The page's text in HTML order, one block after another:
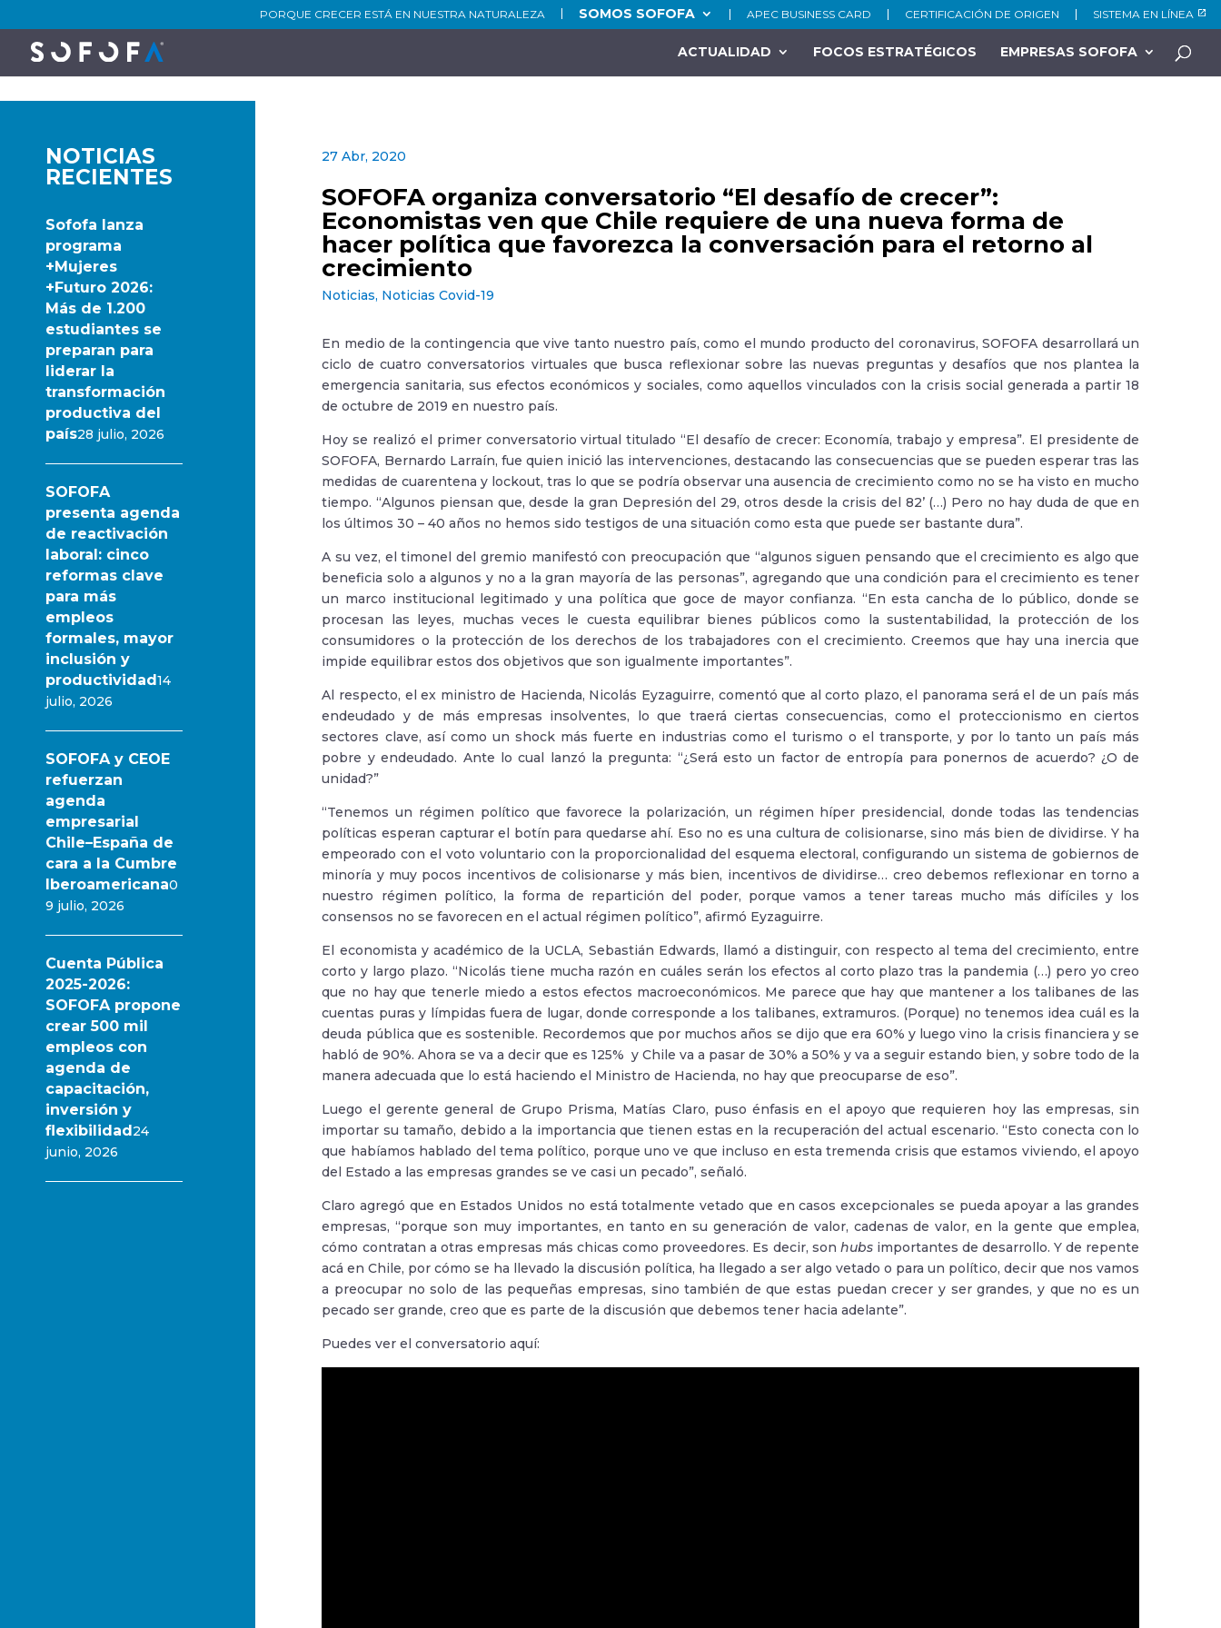
PORQUE CRECER ESTÁ EN NUESTRA NATURALEZA SOMOS SOFOFA APEC BUSINESS CARD CERTIFICACIÓN DE ORIGEN SISTEMA EN LÍNEA
ACTUALIDAD FOCOS ESTRATÉGICOS EMPRESAS SOFOFA
NOTICIAS
RECIENTES
Sofofa lanza
programa
+Mujeres
+Futuro 2026:
Más de 1.200
estudiantes se
preparan para
liderar la
transformación
productiva del
país28 julio, 2026
SOFOFA
presenta agenda
de reactivación
laboral: cinco
reformas clave
para más
empleos
formales, mayor
inclusión y
productividad14
julio, 2026
SOFOFA y CEOE
refuerzan
agenda
empresarial
Chile–España de
cara a la Cumbre
Iberoamericana0
9 julio, 2026
Cuenta Pública
2025-2026:
SOFOFA propone
crear 500 mil
empleos con
agenda de
capacitación,
inversión y
flexibilidad24
junio, 2026
27 Abr, 2020
SOFOFA organiza conversatorio “El desafío de crecer”:
Economistas ven que Chile requiere de una nueva forma de
hacer política que favorezca la conversación para el retorno al
crecimiento
Noticias, Noticias Covid-19
En medio de la contingencia que vive tanto nuestro país, como el mundo producto del coronavirus, SOFOFA desarrollará un
ciclo de cuatro conversatorios virtuales que busca reflexionar sobre las nuevas preguntas y desafíos que nos plantea la
emergencia sanitaria, sus efectos económicos y sociales, como aquellos vinculados con la crisis social generada a partir 18
de octubre de 2019 en nuestro país.
Hoy se realizó el primer conversatorio virtual titulado “El desafío de crecer: Economía, trabajo y empresa”. El presidente de
SOFOFA, Bernardo Larraín, fue quien inició las intervenciones, destacando las consecuencias que se pueden esperar tras las
medidas de cuarentena y lockout, tras lo que se podría observar una ausencia de crecimiento como no se ha visto en mucho
tiempo. “Algunos piensan que, desde la gran Depresión del 29, otros desde la crisis del 82’ (…) Pero no hay duda de que en
los últimos 30 – 40 años no hemos sido testigos de una situación como esta que puede ser bastante dura”.
A su vez, el timonel del gremio manifestó con preocupación que “algunos siguen pensando que el crecimiento es algo que
beneficia solo a algunos y no a la gran mayoría de las personas”, agregando que una condición para el crecimiento es tener
un marco institucional legitimado y una política que goce de mayor confianza. “En esta cancha de lo público, donde se
procesan las leyes, muchas veces le cuesta equilibrar bienes públicos como la sustentabilidad, la protección de los
consumidores o la protección de los derechos de los trabajadores con el crecimiento. Creemos que hay una inercia que
impide equilibrar estos dos objetivos que son igualmente importantes”.
Al respecto, el ex ministro de Hacienda, Nicolás Eyzaguirre, comentó que al corto plazo, el panorama será el de un país más
endeudado y de más empresas insolventes, lo que traerá ciertas consecuencias, como el proteccionismo en ciertos
sectores clave, así como un shock más fuerte en industrias como el turismo o el transporte, y por lo tanto un país más
pobre y endeudado. Ante lo cual lanzó la pregunta: “¿Será esto un factor de entropía para ponernos de acuerdo? ¿O de
unidad?”
“Tenemos un régimen político que favorece la polarización, un régimen híper presidencial, donde todas las tendencias
políticas esperan capturar el botín para quedarse ahí. Eso no es una cultura de colisionarse, sino más bien de dividirse. Y ha
empeorado con el voto voluntario con la proporcionalidad del esquema electoral, configurando un sistema de gobiernos de
minoría y muy pocos incentivos de colisionarse y más bien, incentivos de dividirse… creo debemos reflexionar en torno a
nuestro régimen político, la forma de repartición del poder, porque vamos a tener tareas mucho más difíciles y los
consensos no se favorecen en el actual régimen político”, afirmó Eyzaguirre.
El economista y académico de la UCLA, Sebastián Edwards, llamó a distinguir, con respecto al tema del crecimiento, entre
corto y largo plazo. “Nicolás tiene mucha razón en cuáles serán los efectos al corto plazo tras la pandemia (…) pero yo creo
que no hay que tenerle miedo a estos efectos macroeconómicos. Me parece que hay que mantener a los talibanes de las
cuentas puras y límpidas fuera de lugar, donde corresponde a los talibanes, extramuros. (Porque) no tenemos idea cuál es la
deuda pública que es sostenible. Recordemos que por muchos años se dijo que era 60% y luego vino la crisis financiera y se
habló de 90%. Ahora se va a decir que es 125% y Chile va a pasar de 30% a 50% y va a seguir estando bien, y sobre todo de la
manera adecuada que lo está haciendo el Ministro de Hacienda, no hay que preocuparse de eso”.
Luego el gerente general de Grupo Prisma, Matías Claro, puso énfasis en el apoyo que requieren hoy las empresas, sin
importar su tamaño, debido a la importancia que tienen estas en la recuperación del actual escenario. “Esto conecta con lo
que habíamos hablado del tema político, porque uno ve que incluso en esta tremenda crisis que estamos viviendo, el apoyo
del Estado a las empresas grandes se ve casi un pecado”, señaló.
Claro agregó que en Estados Unidos no está totalmente vetado que en casos excepcionales se pueda apoyar a las grandes
empresas, “porque son muy importantes, en tanto en su generación de valor, cadenas de valor, en la gente que emplea,
cómo contratan a otras empresas más chicas como proveedores. Es decir, son hubsimportantes de desarrollo. Y de repente
acá en Chile, por cómo se ha llevado la discusión política, ha llegado a ser algo vetado o para un político, decir que nos vamos
a preocupar no solo de las pequeñas empresas, sino también de que estas puedan crecer y ser grandes, y que no es un
pecado ser grande, creo que es parte de la discusión que debemos tener hacia adelante”.
Puedes ver el conversatorio aquí: